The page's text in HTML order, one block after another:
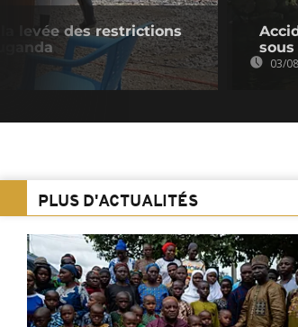
levée des restrictions
03/
PLUS D'ACTUALITÉS